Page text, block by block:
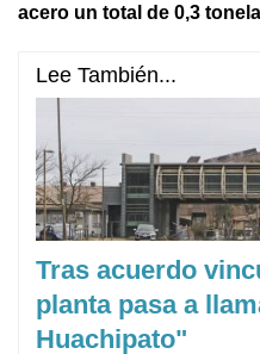
acero un total de 0,3
Lee También...
Tras acuerdo
planta pasa a
Huachipato"